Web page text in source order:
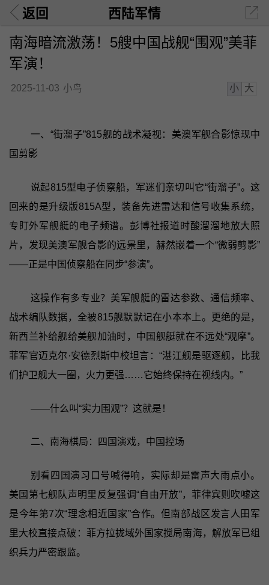
返回 西陆军情
南海暗流激荡！5艘中国战舰“围观”美菲
军演！
2025-11-03 小鸟 小 大
一、“街溜子”815舰的战术凝视：美澳军舰合影惊现中
国剪影
说起815型电子侦察船，军迷们亲切叫它“街溜子”。这
回来的是升级版815A型，装备先进雷达和信号收集系统，
专盯外军舰艇的电子频谱。彭博社报道时酸溜溜地放大照
片，发现美澳军舰合影的远景里，赫然嵌着一个“微弱剪影”
——正是中国侦察船在同步“参演”。
这操作有多专业？美军舰艇的雷达参数、通信频率、
战术编队数据，全被815舰默默记在小本本上。更绝的是，
新西兰补给舰给美舰加油时，中国舰艇就在不远处“观摩”。
菲军官迈克尔·安德烈斯中校坦言：“湛江舰是驱逐舰，比我
们护卫舰大一圈，火力更强……它始终保持在视线内。”
——什么叫“实力围观”？这就是！
二、南海棋局：四国演戏，中国控场
别看四国演习口号喊得响，实际却是雷声大雨点小。
美国第七舰队声明里反复强调“自由开放”，菲律宾则吹嘘这
是今年第7次“理念相近国家”合作。但南部战区发言人田军
里大校直接点破：菲方拉拢域外国家搅局南海，解放军已组
织兵力严密跟监。